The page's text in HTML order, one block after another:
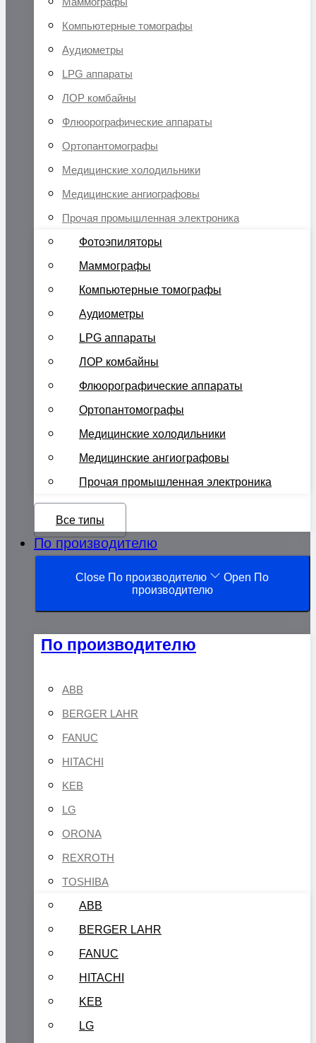
Компьютерные томографы
Аудиометры
LPG аппараты
ЛОР комбайны
Флюорографические аппараты
Ортопантомографы
Медицинские холодильники
Медицинские ангиографовы
Прочая промышленная электроника
Фотоэпиляторы
Маммографы
Компьютерные томографы
Аудиометры
LPG аппараты
ЛОР комбайны
Флюорографические аппараты
Ортопантомографы
Медицинские холодильники
Медицинские ангиографовы
Прочая промышленная электроника
Все типы
По производителю
Close По производителю
Open По
производителю
По производителю
ABB
BERGER LAHR
FANUC
HITACHI
KEB
LG
ORONA
REXROTH
TOSHIBA
ABB
BERGER LAHR
FANUC
HITACHI
KEB
LG